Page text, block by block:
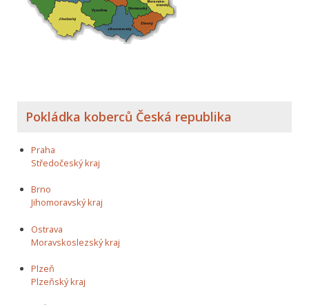
Pokládka koberců Česká republika
Praha
Středočeský kraj
Brno
Jihomoravský kraj
Ostrava
Moravskoslezský kraj
Plzeň
Plzeňský kraj